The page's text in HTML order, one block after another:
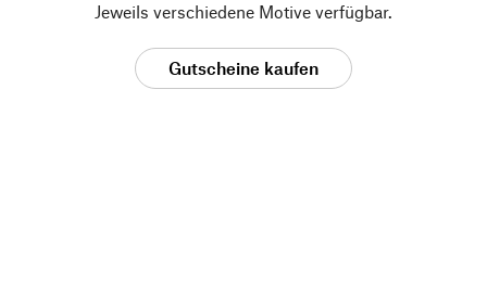
Jeweils verschiedene Motive verfügbar.
Gutscheine kaufen